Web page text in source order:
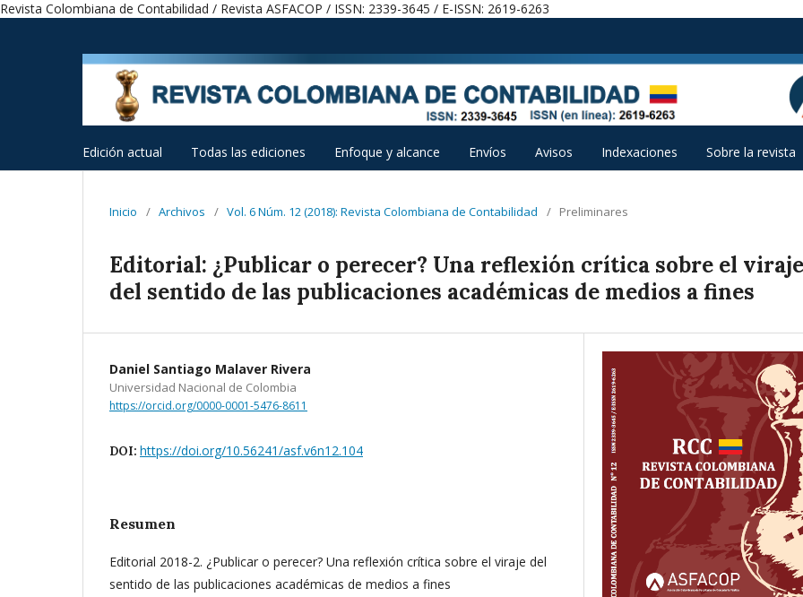
Revista Colombiana de Contabilidad / Revista ASFACOP / ISSN: 2339-3645 / E-ISSN: 2619-6263
Edición actual Todas las ediciones Enfoque y alcance Envíos Avisos Indexaciones Sobre la revista
Inicio / Archivos / Vol. 6 Núm. 12 (2018): Revista Colombiana de Contabilidad / Preliminares
Editorial: ¿Publicar o perecer? Una reflexión crítica sobre el viraje
del sentido de las publicaciones académicas de medios a fines
Daniel Santiago Malaver Rivera
Universidad Nacional de Colombia
https://orcid.org/0000-0001-5476-8611
DOI: https://doi.org/10.56241/asf.v6n12.104
Resumen
Editorial 2018-2. ¿Publicar o perecer? Una reflexión crítica sobre el viraje del
sentido de las publicaciones académicas de medios a fines